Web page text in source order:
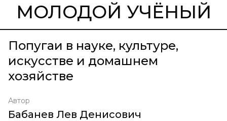
МОЛОДОЙ УЧЁНЫЙ
Попугаи в науке, культуре,
искусстве и домашнем
хозяйстве
Автор
Бабанев Лев Денисович